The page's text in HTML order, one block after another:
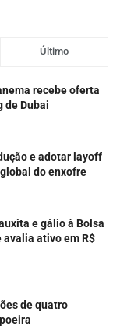
Último
recebe oferta
de Dubai
e adotar layoff
do enxofre
e gálio à Bolsa
ativo em R$
de quatro